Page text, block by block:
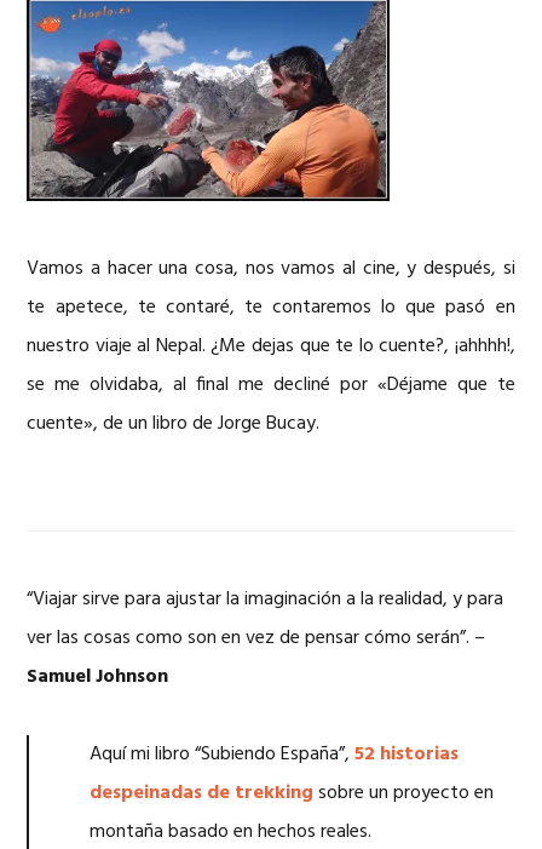
Vamos a hacer una cosa, nos vamos al cine, y después, si
te apetece, te contaré, te contaremos lo que pasó en
nuestro viaje al Nepal. ¿Me dejas que te lo cuente?, ¡ahhhh!,
se me olvidaba, al final me decliné por «Déjame que te
cuente», de un libro de Jorge Bucay.
“Viajar sirve para ajustar la imaginación a la realidad, y para
ver las cosas como son en vez de pensar cómo serán”. –
Samuel Johnson
Aquí mi libro “Subiendo España”, 52 historias
despeinadas de trekkingsobre un proyecto en
montaña basado en hechos reales.